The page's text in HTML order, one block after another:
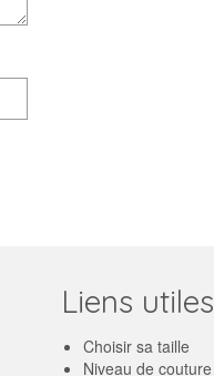
Liens utiles
Choisir sa taille
Niveau de couture